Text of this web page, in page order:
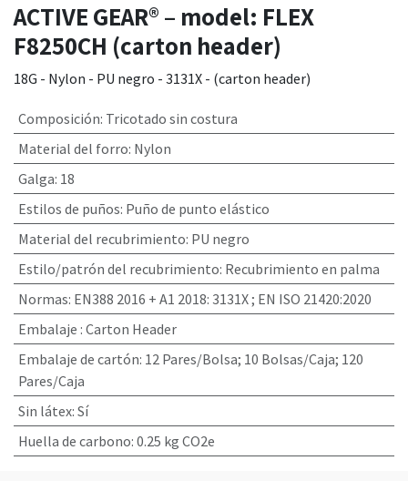
ACTIVE GEAR® – model: FLEX
F8250CH (carton header)
18G - Nylon - PU negro - 3131X - (carton header)
Composición: Tricotado sin costura
Material del forro: Nylon
Galga: 18
Estilos de puños: Puño de punto elástico
Material del recubrimiento: PU negro
Estilo/patrón del recubrimiento: Recubrimiento en palma
Normas: EN388 2016 + A1 2018: 3131X ; EN ISO 21420:2020
Embalaje : Carton Header
Embalaje de cartón: 12 Pares/Bolsa; 10 Bolsas/Caja; 120
Pares/Caja
Sin látex: Sí
Huella de carbono: 0.25 kg CO2e